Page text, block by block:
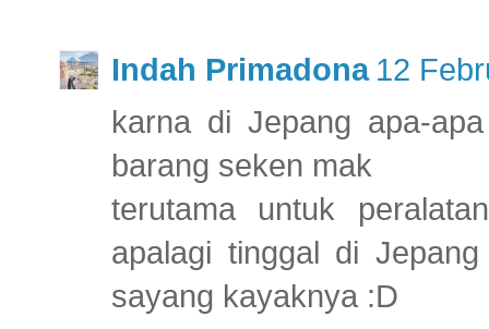
Indah Primadona 12
karna di Jepang apa-
barang seken mak
terutama untuk
apalagi tinggal di
sayang kayaknya :D